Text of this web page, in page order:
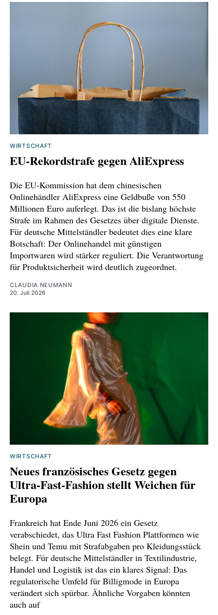
WIRTSCHAFT
EU-Rekordstrafe gegen AliExpress
Die EU-Kommission hat dem chinesischen
Onlinehändler AliExpress eine Geldbuße von 550
Millionen Euro auferlegt. Das ist die bislang höchste
Strafe im Rahmen des Gesetzes über digitale Dienste.
Für deutsche Mittelständler bedeutet dies eine klare
Botschaft: Der Onlinehandel mit günstigen
Importwaren wird stärker reguliert. Die Verantwortung
für Produktsicherheit wird deutlich zugeordnet.
CLAUDIA NEUMANN
20. Juli 2026
WIRTSCHAFT
Neues französisches Gesetz gegen
Ultra-Fast-Fashion stellt Weichen für
Europa
Frankreich hat Ende Juni 2026 ein Gesetz
verabschiedet, das Ultra Fast Fashion Plattformen wie
Shein und Temu mit Strafabgaben pro Kleidungsstück
belegt. Für deutsche Mittelständler in Textilindustrie,
Handel und Logistik ist das ein klares Signal: Das
regulatorische Umfeld für Billigmode in Europa
verändert sich spürbar. Ähnliche Vorgaben könnten
auch auf